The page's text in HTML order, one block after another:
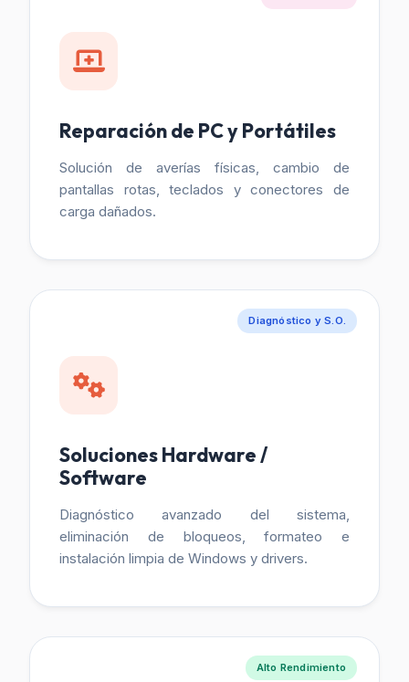
Reparación de PC y Portátiles
Solución de averías físicas, cambio de
pantallas rotas, teclados y conectores de
carga dañados.
Diagnóstico y S.O.
Soluciones Hardware /
Software
Diagnóstico avanzado del sistema,
eliminación de bloqueos, formateo e
instalación limpia de Windows y drivers.
Alto Rendimiento